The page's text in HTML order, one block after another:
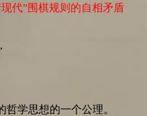
代”围棋规则的自相矛盾
学思想的一个公理。